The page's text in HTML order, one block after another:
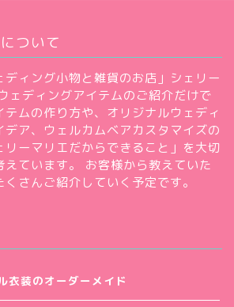
ついて
ディング小物と雑貨のお店」シェリー
ェディングアイテムのご紹介だけで
ムの作り方や、オリジナルウェディ
デア、ウェルカムベアカスタマイズの
リーマリエだからできること」を大切
えています。 お客様から教えていた
さんご紹介していく予定です。
衣装のオーダーメイド
オーダーメイドぬいぐるみ衣
装
オーダーバービー
キャラクターぬいぐるみ
アイデア集
ウェルカムコーナー小物